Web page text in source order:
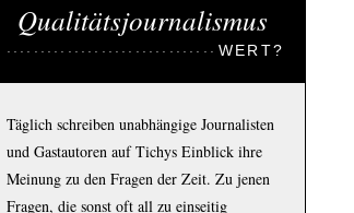
Qualitätsjournalismus
WERT?
Täglich schreiben unabhängige Journalisten
und Gastautoren auf Tichys Einblick ihre
Meinung zu den Fragen der Zeit. Zu jenen
Fragen, die sonst oft all zu einseitig